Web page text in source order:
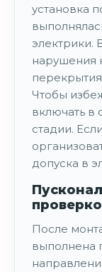
установка
электрики.
нарушения
Чтобы
включать
стадии.
допуска в
После
выполнена